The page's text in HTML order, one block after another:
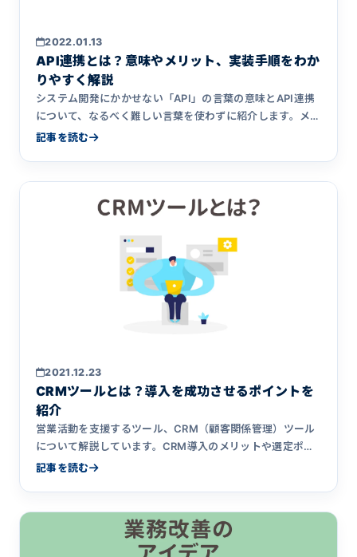
2022.01.13
API連携とは？意味やメリット、実装手順をわか
りやすく解説
システム開発にかかせない「API」の言葉の意味とAPI連携
について、なるべく難しい言葉を使わずに紹介します。メリ
ットデメリット、API連携の実装の流れ、気をつけたいポイ
記事を読む
2021.12.23
CRMツールとは？導入を成功させるポイントを
紹介
営業活動を支援するツール、CRM（顧客関係管理）ツール
について解説しています。CRM導入のメリットや選定ポイ
ント、導入成功のための準備を紹介。また、アクシアで開
記事を読む